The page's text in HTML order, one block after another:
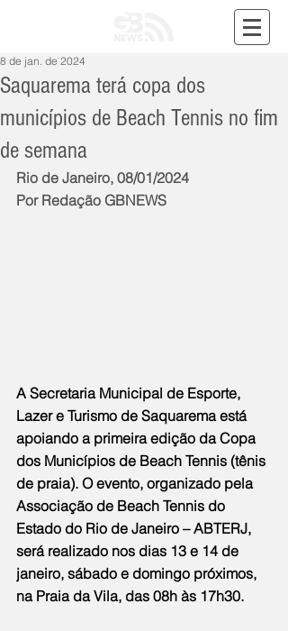
Saquarema terá copa dos
municípios de Beach Tennis no fim
de semana
8 de jan. de 2024
Rio de Janeiro, 08/01/2024
Por Redação GBNEWS
A Secretaria Municipal de Esporte,
Lazer e Turismo de Saquarema está
apoiando a primeira edição da Copa
dos Municípios de Beach Tennis (tênis
de praia). O evento, organizado pela
Associação de Beach Tennis do
Estado do Rio de Janeiro – ABTERJ,
será realizado nos dias 13 e 14 de
janeiro, sábado e domingo próximos,
na Praia da Vila, das 08h às 17h30.